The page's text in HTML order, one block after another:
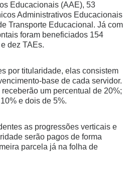
Educacionais (AAE), 53
Administrativos Educacionais
Transporte Educacional. Já com
foram beneficiados 154
dez TAEs.
por titularidade, elas consistem
base de cada servidor.
um percentual de 20%;
e dois de 5%.
as progressões verticais e
serão pagos de forma
parcela já na folha de